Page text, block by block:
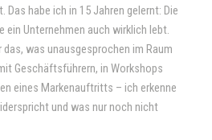
habe ich in 15 Jahren gelernt: Die
ein Unternehmen auch wirklich lebt.
was unausgesprochen im Raum
Geschäftsführern, in Workshops
eines Markenauftritts – ich erkenne
und was nur noch nicht